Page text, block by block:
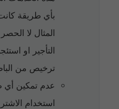
بأي طريقة
المثال لا الحصر
التأجير او
ترخيص من
عدم تمكين
استخدام